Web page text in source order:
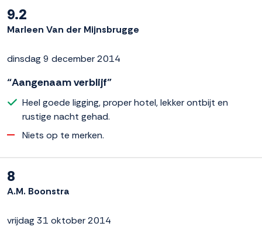
9.2
Marleen Van der Mijnsbrugge
dinsdag 9 december 2014
“Aangenaam verblijf”
Heel goede ligging, proper hotel, lekker ontbijt en
rustige nacht gehad.
Niets op te merken.
8
A.M. Boonstra
vrijdag 31 oktober 2014